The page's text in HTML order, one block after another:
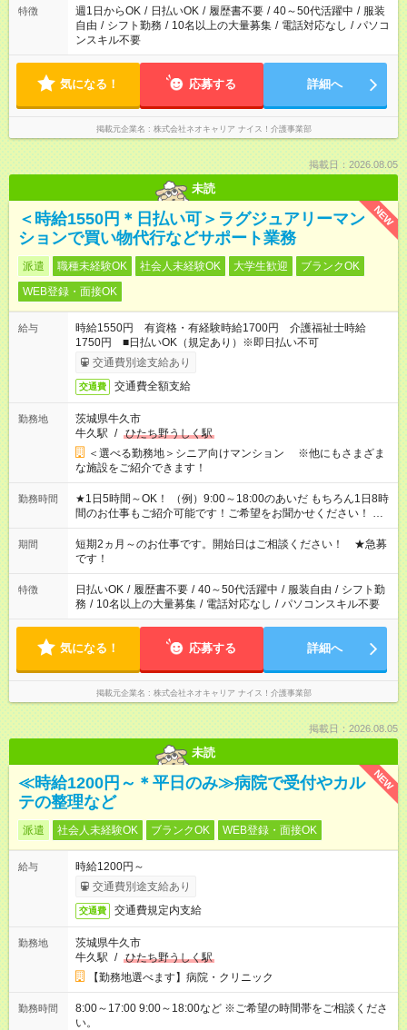
必要な場合も遠慮なくご相談ください。
特徴 週1日からOK / 日払いOK / 履歴書不要 / 40～50代活躍中 / 服装
自由 / シフト勤務 / 10名以上の大量募集 / 電話対応なし / パソコ
ンスキル不要
気になる！ 応募する 詳細へ
掲載元企業名 株式会社ネオキャリア ナイス！介護事業部
掲載日：2026.08.05
未読
NEW
＜時給1550円＊日払い可＞ラグジュアリーマン
ションで買い物代行などサポート業務
派遣 職種未経験OK 社会人未経験OK 大学生歓迎
ブランクOK
WEB登録・面接OK
給与
時給1550円 有資格・有経験時給1700円 介護福祉士時給
1750円 ■日払いOK（規定あり）※即日払い不可
交通費別途支給あり
交通費 交通費全額支給
勤務地
茨城県牛久市
牛久駅 / ひたち野うしく駅
＜選べる勤務地＞シニア向けマンション ※他にもさまざま
な施設をご紹介できます！
勤務時間
★1日5時間～OK！ （例）9:00～18:00のあいだ もちろん1日8時
間のお仕事もご紹介可能です！ご希望をお聞かせください！ ★
家庭の都合でお休みが必要な場合も遠慮なくご相談ください。
※週最低15時間以上の勤務が必要です
期間
短期2ヵ月～のお仕事です。開始日はご相談ください！ ★急募
です！
特徴 日払いOK / 履歴書不要 / 40～50代活躍中 / 服装自由 / シフト勤
務 / 10名以上の大量募集 / 電話対応なし / パソコンスキル不要
気になる！ 応募する 詳細へ
掲載元企業名 株式会社ネオキャリア ナイス！介護事業部
掲載日：2026.08.05
未読
NEW
≪時給1200円～＊平日のみ≫病院で受付やカル
テの整理など
派遣 社会人未経験OK ブランクOK WEB登録・面接OK
給与
時給1200円～
交通費別途支給あり
交通費 交通費規定内支給
勤務地
茨城県牛久市
牛久駅 / ひたち野うしく駅
【勤務地選べます】病院・クリニック
勤務時間
8:00～17:00 9:00～18:00など ※ご希望の時間帯をご相談くださ
い。